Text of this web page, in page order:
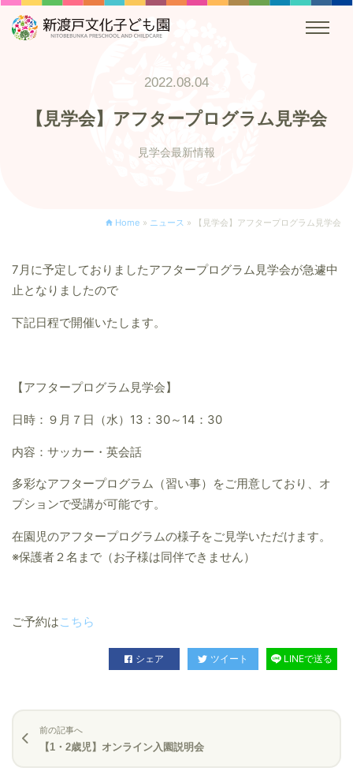
2022.08.04
【見学会】アフタープログラム見学会
見学会最新情報
Home » ニュース » 【見学会】アフタープログラム見学会
7月に予定しておりましたアフタープログラム見学会が急遽中
止となりましたので
下記日程で開催いたします。
【アフタープログラム見学会】
日時：９月７日（水）13：30～14：30
内容：サッカー・英会話
多彩なアフタープログラム（習い事）をご用意しており、オ
プションで受講が可能です。
在園児のアフタープログラムの様子をご見学いただけます。
※保護者２名まで（お子様は同伴できません）
ご予約はこちら
シェア ツイート LINEで送る
前の記事へ
【1・2歳児】オンライン入園説明会